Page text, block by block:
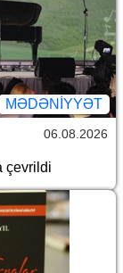
MƏDƏNIYYƏT
06.08.2026
çevrildi